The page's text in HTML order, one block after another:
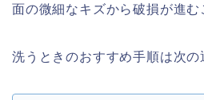
面の微細なキズから破損が進む
洗うときのおすすめ手順は次の